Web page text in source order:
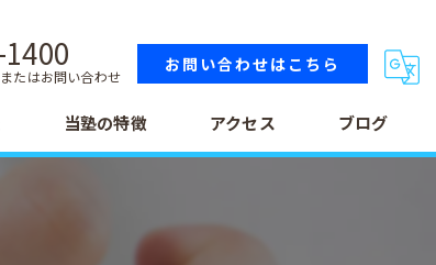
たはお問い合わせ
お問い合わせはこちら
当塾の特徴 アクセス ブログ